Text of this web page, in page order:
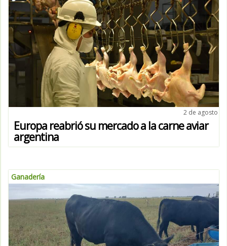
2 de agosto
Europa reabrió su mercado a la carne aviar
argentina
Ganadería